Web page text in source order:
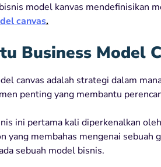
model kanvas mendefinisikan
canvas.
Business Model
canvas adalah strategi dalam
penting yang membantu
ini pertama kali diperkenalkan
yang membahas mengenai sebuah
sebuah model bisnis.